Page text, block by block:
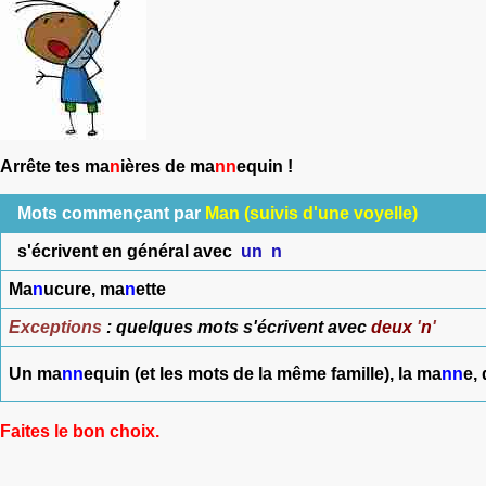
Arrête tes manières de mannequin !
Mots commençant par Man (suivis d'une voyelle)
s'écrivent en général avec un n
Manucure, manette
Exceptions : quelques mots s'écrivent avecdeux 'n'
Un mannequin (et les mots de la même famille), la manne,
Faites le bon choix.